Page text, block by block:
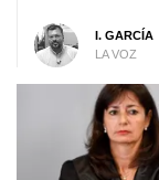
I. GARCÍA
LA VOZ